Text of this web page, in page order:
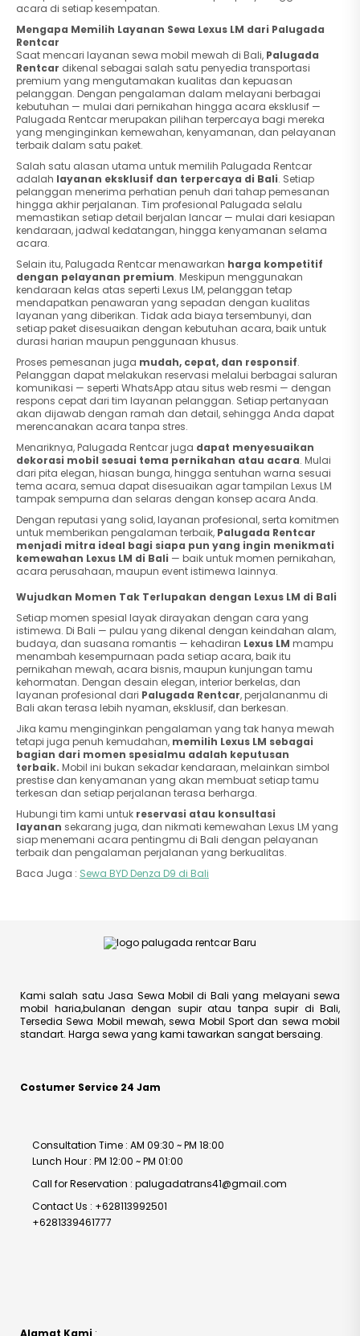
acara di setiap kesempatan.
Mengapa Memilih Layanan Sewa Lexus LM dari Palugada
Rentcar
Saat mencari layanan sewa mobil mewah di Bali, Palugada
Rentcar dikenal sebagai salah satu penyedia transportasi
premium yang mengutamakan kualitas dan kepuasan
pelanggan. Dengan pengalaman dalam melayani berbagai
kebutuhan — mulai dari pernikahan hingga acara eksklusif —
Palugada Rentcar merupakan pilihan terpercaya bagi mereka
yang menginginkan kemewahan, kenyamanan, dan pelayanan
terbaik dalam satu paket.
Salah satu alasan utama untuk memilih Palugada Rentcar
adalah layanan eksklusif dan terpercaya di Bali. Setiap
pelanggan menerima perhatian penuh dari tahap pemesanan
hingga akhir perjalanan. Tim profesional Palugada selalu
memastikan setiap detail berjalan lancar — mulai dari kesiapan
kendaraan, jadwal kedatangan, hingga kenyamanan selama
acara.
Selain itu, Palugada Rentcar menawarkan harga kompetitif
dengan pelayanan premium. Meskipun menggunakan
kendaraan kelas atas seperti Lexus LM, pelanggan tetap
mendapatkan penawaran yang sepadan dengan kualitas
layanan yang diberikan. Tidak ada biaya tersembunyi, dan
setiap paket disesuaikan dengan kebutuhan acara, baik untuk
durasi harian maupun penggunaan khusus.
Proses pemesanan juga mudah, cepat, dan responsif.
Pelanggan dapat melakukan reservasi melalui berbagai saluran
komunikasi — seperti WhatsApp atau situs web resmi — dengan
respons cepat dari tim layanan pelanggan. Setiap pertanyaan
akan dijawab dengan ramah dan detail, sehingga Anda dapat
merencanakan acara tanpa stres.
Menariknya, Palugada Rentcar juga dapat menyesuaikan
dekorasi mobil sesuai tema pernikahan atau acara. Mulai
dari pita elegan, hiasan bunga, hingga sentuhan warna sesuai
tema acara, semua dapat disesuaikan agar tampilan Lexus LM
tampak sempurna dan selaras dengan konsep acara Anda.
Dengan reputasi yang solid, layanan profesional, serta komitmen
untuk memberikan pengalaman terbaik, Palugada Rentcar
menjadi mitra ideal bagi siapa pun yang ingin menikmati
kemewahan Lexus LM di Bali — baik untuk momen pernikahan,
acara perusahaan, maupun event istimewa lainnya.
Wujudkan Momen Tak Terlupakan dengan Lexus LM di Bali
Setiap momen spesial layak dirayakan dengan cara yang
istimewa. Di Bali — pulau yang dikenal dengan keindahan alam,
budaya, dan suasana romantis — kehadiran Lexus LM mampu
menambah kesempurnaan pada setiap acara, baik itu
pernikahan mewah, acara bisnis, maupun kunjungan tamu
kehormatan. Dengan desain elegan, interior berkelas, dan
layanan profesional dari Palugada Rentcar, perjalananmu di
Bali akan terasa lebih nyaman, eksklusif, dan berkesan.
Jika kamu menginginkan pengalaman yang tak hanya mewah
tetapi juga penuh kemudahan, memilih Lexus LM sebagai
bagian dari momen spesialmu adalah keputusan
terbaik. Mobil ini bukan sekadar kendaraan, melainkan simbol
prestise dan kenyamanan yang akan membuat setiap tamu
terkesan dan setiap perjalanan terasa berharga.
Hubungi tim kami untuk reservasi atau konsultasi
layanan sekarang juga, dan nikmati kemewahan Lexus LM yang
siap menemani acara pentingmu di Bali dengan pelayanan
terbaik dan pengalaman perjalanan yang berkualitas.
Baca Juga : Sewa BYD Denza D9 di Bali
Kami salah satu Jasa Sewa Mobil di Bali yang melayani sewa
mobil haria,bulanan dengan supir atau tanpa supir di Bali,
Tersedia Sewa Mobil mewah, sewa Mobil Sport dan sewa mobil
standart. Harga sewa yang kami tawarkan sangat bersaing.
Costumer Service 24 Jam
Consultation Time : AM 09:30 ~ PM 18:00
Lunch Hour : PM 12:00 ~ PM 01:00
Call for Reservation : palugadatrans41@gmail.com
Contact Us : +628113992501
+6281339461777
Alamat Kami :